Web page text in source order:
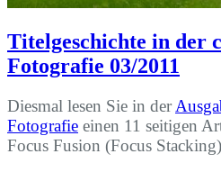
Titelgeschichte in der
Fotografie 03/2011
Diesmal lesen Sie in der
Fotografie einen 11 seitigen
Focus Fusion (Focus